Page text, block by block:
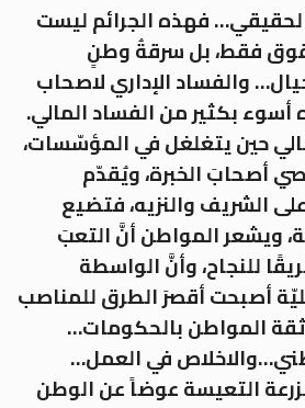
فهذه الجرائم ليست
فقط، بل سرقةُ وطنٍ
والفساد الإداري لاصحاب
أسوء بكثير من الفساد المالي.
حين يتغلغل في المؤسّسات،
أصحابَ الخبرة، ويُقدّم
الشريف والنزيه، فتضيع
ويشعر المواطن أنَّ التعبَ
للنجاح، وأنَّ الواسطة
أصبحت أقصرَ الطرق للمناصب
المواطن بالحكومات…
في العمل…
التعيسة عوضاً عن الوطن